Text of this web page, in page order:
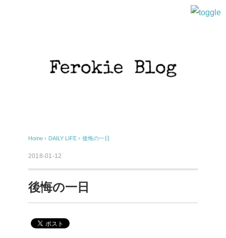
Home › DAILY LIFE › 後悔の一日
2018-01-12
後悔の一日